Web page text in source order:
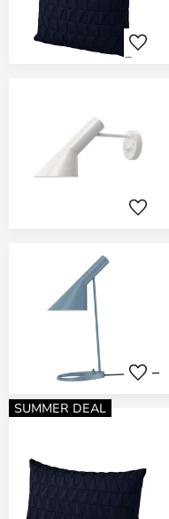
SUMMER DEAL